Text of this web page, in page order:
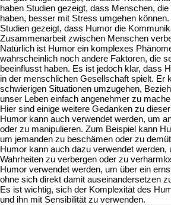
haben Studien gezeigt, dass Menschen,
haben, besser mit Stress umgehen
Studien gezeigt, dass Humor die
Zusammenarbeit zwischen Menschen
Natürlich ist Humor ein komplexes
wahrscheinlich noch andere Faktoren, die
beeinflusst haben. Es ist jedoch klar, dass
in der menschlichen Gesellschaft spielt. Er
schwierigen Situationen umzugehen,
unser Leben einfach angenehmer zu
Hier sind einige weitere Gedanken zu
Humor kann auch verwendet werden, um
oder zu manipulieren. Zum Beispiel kann
um jemanden zu beschämen oder zu
Humor kann auch dazu verwendet werden,
Wahrheiten zu verbergen oder zu
Humor verwendet werden, um über ein
ohne sich direkt damit auseinandersetzen
Es ist wichtig, sich der Komplexität des
und ihn mit Sensibilität zu verwenden.